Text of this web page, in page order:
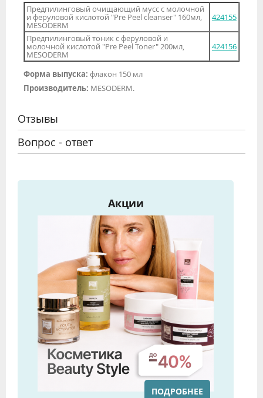
Предпилинговый очищающий мусс с молочной
и феруловой кислотой "Pre Peel cleanser" 160мл,
MESODERM
424155
Предпилинговый тоник с феруловой и
молочной кислотой "Pre Peel Toner" 200мл,
MESODERM
424156
Форма выпуска: флакон 150 мл
Производитель: MESODERM.
Отзывы
Вопрос - ответ
Акции
ПОДРОБНЕЕ